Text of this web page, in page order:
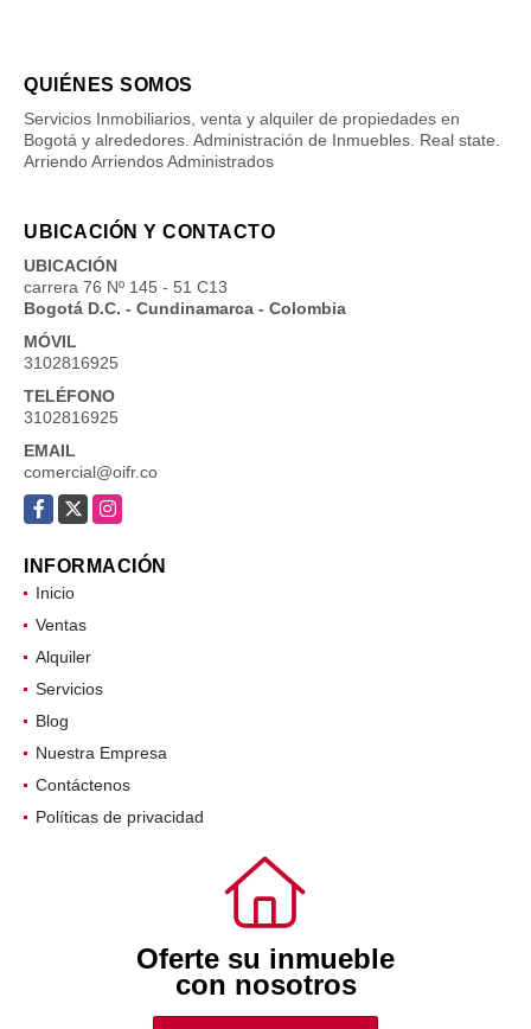
QUIÉNES SOMOS
Servicios Inmobiliarios, venta y alquiler de propiedades en
Bogotá y alrededores. Administración de Inmuebles. Real state.
Arriendo Arriendos Administrados
UBICACIÓN Y CONTACTO
UBICACIÓN
carrera 76 Nº 145 - 51 C13
Bogotá D.C. - Cundinamarca - Colombia
MÓVIL
3102816925
TELÉFONO
3102816925
EMAIL
comercial@oifr.co
INFORMACIÓN
Inicio
Ventas
Alquiler
Servicios
Blog
Nuestra Empresa
Contáctenos
Oferte su inmueble
con nosotros